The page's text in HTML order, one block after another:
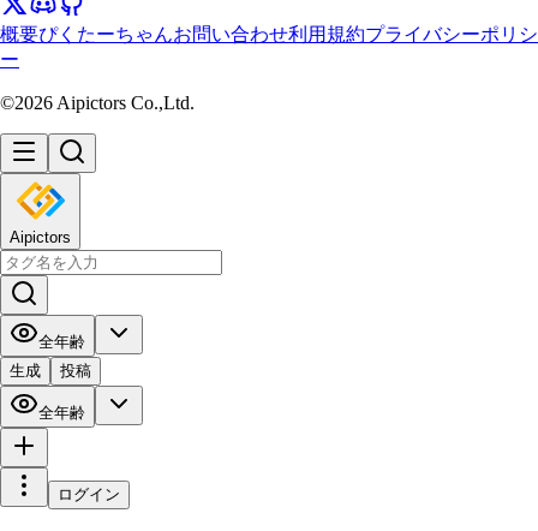
概要ぴくたーちゃんお問い合わせ利用規約プライバシーポリシ
ー
©2026 Aipictors Co.,Ltd.
Aipictors
全年齢
生成
投稿
全年齢
ログイン